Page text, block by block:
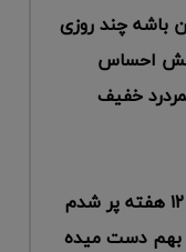
باشه چند روزی
احساس
خفیف
سلام مامانا ی چند روزی هست که ۱۲ هفته پر شدم
دست میده